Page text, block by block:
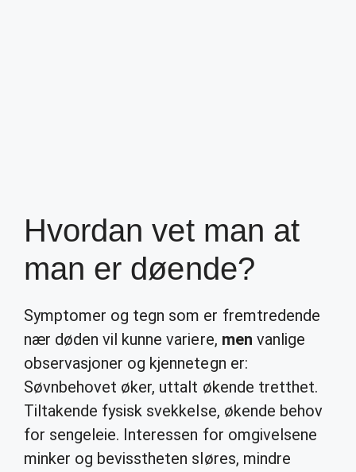
Hvordan vet man at
man er døende?
Symptomer og tegn som er fremtredende
nær døden vil kunne variere, men vanlige
observasjoner og kjennetegn er:
Søvnbehovet øker, uttalt økende tretthet.
Tiltakende fysisk svekkelse, økende behov
for sengeleie. Interessen for omgivelsene
minker og bevisstheten sløres, mindre